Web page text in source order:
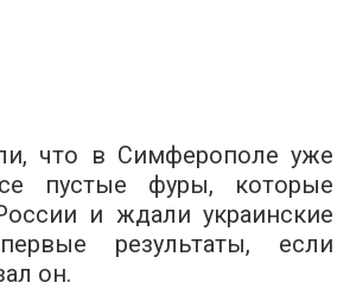
что в Симферополе уже
пустые фуры, которые
и ждали украинские
результаты, если
он.